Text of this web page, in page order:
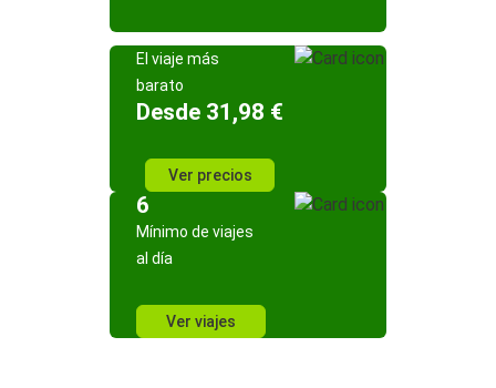
El viaje más
barato
Desde 31,98 €
Ver precios
6
Mínimo de viajes
al día
Ver viajes